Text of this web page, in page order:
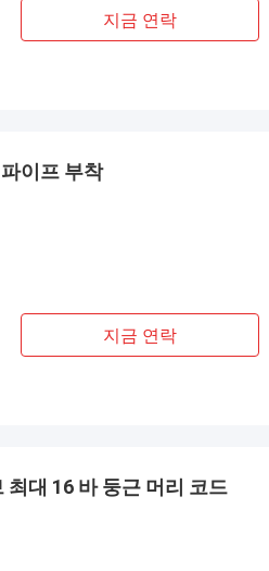
지금 연락
이프 부착
지금 연락
최대 16 바 둥근 머리 코드